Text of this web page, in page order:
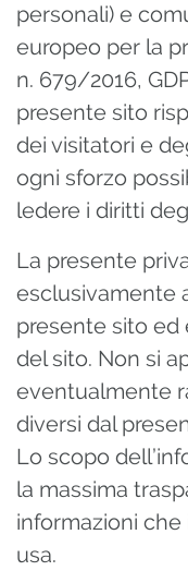
personali) e
europeo per la
n. 679/2016,
presente sito
dei visitatori e
ogni sforzo
ledere i diritti
La presente
esclusivamente
presente sito
del sito. Non si
eventualmente
diversi dal
Lo scopo
la massima
informazioni
usa.